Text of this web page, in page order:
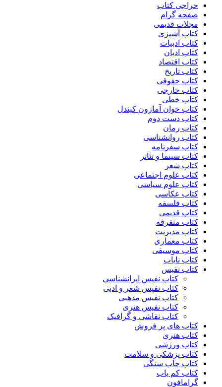
حراجی کتاب
صفحه گرام
مجلات قدیمی
کتاب آشپزی
کتاب ادبیات
کتاب ادیان
کتاب اقتصاد
کتاب تاریخ
کتاب حقوقی
کتاب خارجی
کتاب خطی
کتاب خوان آمازون کیندل
کتاب دست دوم
کتاب رمان
کتاب روانشناسی
کتاب سفرنامه
کتاب سینما و تئاتر
کتاب شعر
کتاب علوم اجتماعی
کتاب علوم سیاسی
کتاب عکاسی
کتاب فلسفه
کتاب قدیمی
کتاب متفرقه
کتاب مدیریت
کتاب معماری
کتاب موسیقی
کتاب نایاب
کتاب نفیس
کتاب نفیس ایرانشناسی
کتاب نفیس شعر و ادبی
کتاب نفیس مذهبی
کتاب نفیس هنری
کتاب نقاشی و گرافیک
کتاب های پر فروش
کتاب هنری
کتاب ورزشی
کتاب پزشکی و سلامت
کتاب چاپ سنگی
کتاب کم یاب
گرامافون